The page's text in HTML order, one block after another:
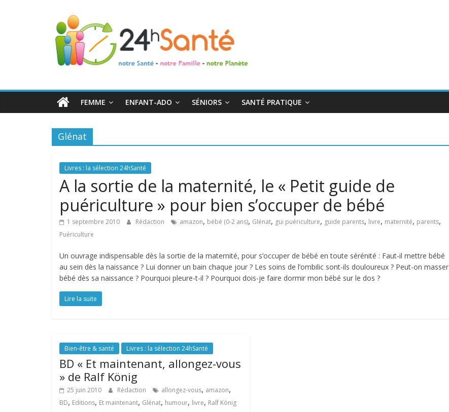
24h
Santé
toute
famille
FEMME ENFANT-ADO SÉNIORS SANTÉ PRATIQUE
Glénat
Livres : la sélection 24hSanté
A la sortie de la maternité, le « Petit guide de
puériculture » pour bien s’occuper de bébé
1 septembre 2010 Rédaction amazon, bébé (0-2 ans), Glénat, gui puériculture, guide parents, livre, maternité, parents,
Puériculture
Un ouvrage indispensable dès la sortie de la maternité, pour s’occuper de bébé en toute sérénité : Faut-il mettre bébé
au sein dès la naissance ? Lui donner un bain chaque jour ? Les soins de l’ombilic sont-ils douloureux ? Peut-on masser
bébé dès sa naissance ? Pourquoi pleure-t-il ? Pourquoi dois-je faire dormir mon bébé sur le dos ?
Lire la suite
Bien-être & santé Livres : la sélection 24hSanté
BD « Et maintenant, allongez-vous
» de Ralf König
25 juin 2010 Rédaction allongez-vous, amazon,
BD, Editions, Et maintenant, Glénat, humour, livre, Ralf König